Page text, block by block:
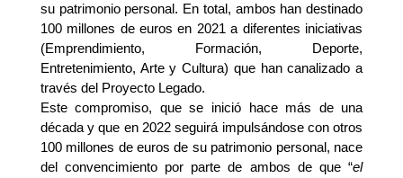
su patrimonio personal. En total, ambos han destinado
100 millones de euros en 2021 a diferentes iniciativas
(Emprendimiento, Formación, Deporte,
Entretenimiento, Arte y Cultura) que han canalizado a
través del Proyecto Legado.
Este compromiso, que se inició hace más de una
década y que en 2022 seguirá impulsándose con otros
100 millones de euros de su patrimonio personal, nace
del convencimiento por parte de ambos de que “el